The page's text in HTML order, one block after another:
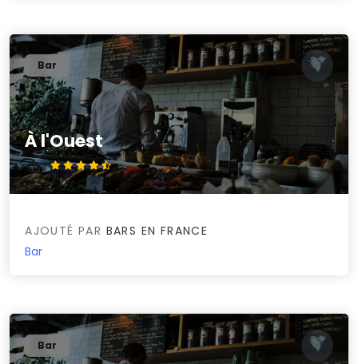
À l'Ouest
4.6/5
Bar
AJOUTÉ PAR BARS EN FRANCE
Bar
Bar